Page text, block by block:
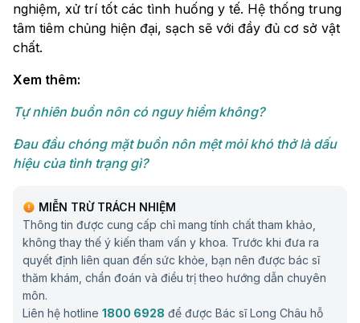
nghiệm, xử trí tốt các tình huống y tế. Hệ thống trung
tâm tiêm chủng hiện đại, sạch sẽ với đầy đủ cơ sở vật
chất.
Xem thêm:
Tự nhiên buồn nôn có nguy hiểm không?
Đau đầu chóng mặt buồn nôn mệt mỏi khó thở là dấu
hiệu của tình trạng gì?
MIỄN TRỪ TRÁCH NHIỆM
Thông tin được cung cấp chỉ mang tính chất tham khảo,
không thay thế ý kiến tham vấn y khoa. Trước khi đưa ra
quyết định liên quan đến sức khỏe, bạn nên được bác sĩ
thăm khám, chẩn đoán và điều trị theo hướng dẫn chuyên
môn.
Liên hệ hotline 1800 6928 để được Bác sĩ Long Châu hỗ